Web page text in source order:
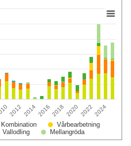
Kombination
Vårbearbetning
Vallodling Mellangröda
20122014201620182020 20222024